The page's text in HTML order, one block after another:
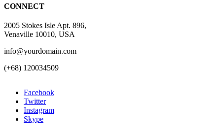
CONNECT
2005 Stokes Isle Apt. 896,
Venaville 10010, USA
info@yourdomain.com
(+68) 120034509
Facebook
Twitter
Instagram
Skype